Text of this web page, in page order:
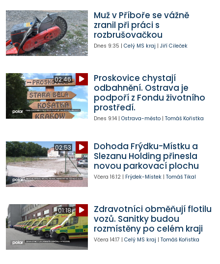
Muž v Příboře se vážně
zranil při práci s
rozbrušovačkou
Dnes 9:35 | Celý MS kraj | Jiří Cileček
02:46
Proskovice chystají
odbahnění. Ostrava je
podpoří z Fondu životního
prostředí.
Dnes 9:14| Ostrava-město| Tomáš Kořistka
02:53
Dohoda Frýdku-Místku a
Slezanu Holding přinesla
novou parkovací plochu
Včera 16:12| Frýdek-Místek| Tomáš Tikal
01:18
Zdravotníci obměňují flotilu
vozů. Sanitky budou
rozmístěny po celém kraji
Včera 14:17 | Celý MS kraj | Tomáš Kořistka